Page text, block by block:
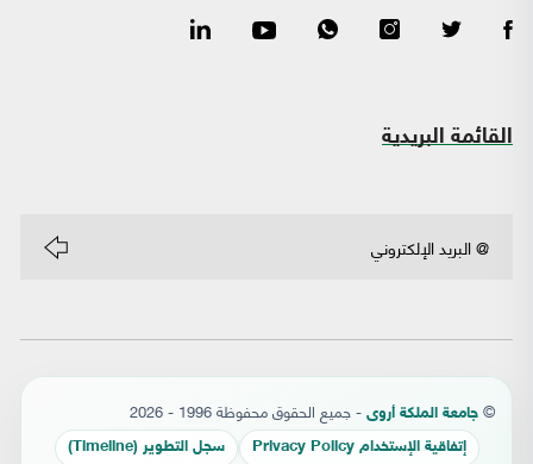
القائمة البريدية
© جامعة الملكة أروى - جميع الحقوق محفوظة 1996 - 2026
إتفاقية الإستخدام Privacy Policy سجل التطوير (Timeline)